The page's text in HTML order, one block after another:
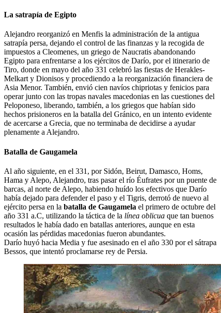
La satrapía de Egipto
Alejandro reorganizó en Menfis la administración de la antigua
satrapía persa, dejando el control de las finanzas y la recogida de
impuestos a Cleomenes, un griego de Naucratis abandonando
Egipto para enfrentarse a los ejércitos de Darío, por el itinerario de
Tiro, donde en mayo del año 331 celebró las fiestas de Herakles-
Melkart y Dionisos y procediendo a la reorganización financiera de
Asia Menor. También, envió cien navíos chipriotas y fenicios para
operar junto con las tropas navales macedonias en las cuestiones del
Peloponeso, liberando, también, a los griegos que habían sido
hechos prisioneros en la batalla del Gránico, en un intento evidente
de acercarse a Grecia, que no terminaba de decidirse a ayudar
plenamente a Alejandro.
Batalla de Gaugamela
Al año siguiente, en el 331, por Sidón, Beirut, Damasco, Homs,
Hama y Alepo, Alejandro, tras pasar el río Éufrates por un puente de
barcas, al norte de Alepo, habiendo huído los efectivos que Darío
había dejado para defender el paso y el Tigris, derrotó de nuevo al
ejército persa en la batalla de Gaugamela el primero de octubre del
año 331 a.C, utilizando la táctica de la línea oblicua que tan buenos
resultados le había dado en batallas anteriores, aunque en esta
ocasión las pérdidas macedonias fueron abundantes.
Darío huyó hacia Media y fue asesinado en el año 330 por el sátrapa
Bessos, que intentó proclamarse rey de Persia.